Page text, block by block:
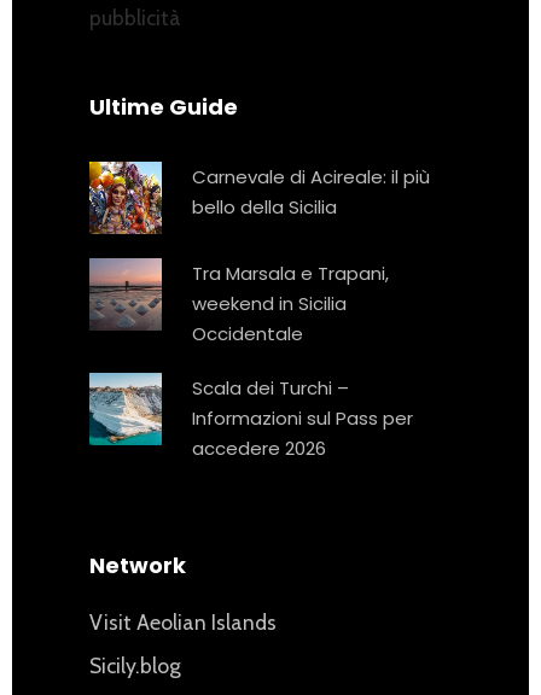
pubblicità
Ultime Guide
Carnevale di Acireale: il più
bello della Sicilia
Tra Marsala e Trapani,
weekend in Sicilia
Occidentale
Scala dei Turchi –
Informazioni sul Pass per
accedere 2026
Network
Visit Aeolian Islands
Sicily.blog